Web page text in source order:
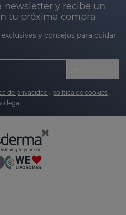
newsletter y recibe un
tu próxima compra
y consejos para cuidar
de privacidad política de cookies
legal